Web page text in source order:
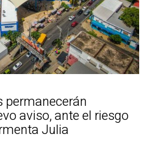
permanecerán
aviso, ante el riesgo
Julia